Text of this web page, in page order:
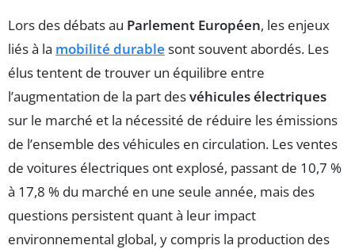
Lors des débats au Parlement Européen, les enjeux
liés à la mobilité durable sont souvent abordés. Les
élus tentent de trouver un équilibre entre
l’augmentation de la part desvéhicules électriques
sur le marché et la nécessité de réduire les émissions
de l’ensemble des véhicules en circulation. Les ventes
de voitures électriques ont explosé, passant de 10,7 %
à 17,8 % du marché en une seule année, mais des
questions persistent quant à leur impact
environnemental global, y compris la production des